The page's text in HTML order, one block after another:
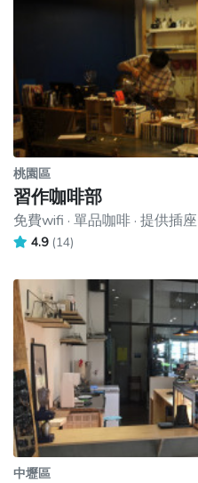
桃園區
習作咖啡部
免費wifi · 單品咖啡 · 提供插座
4.9 (14)
中壢區